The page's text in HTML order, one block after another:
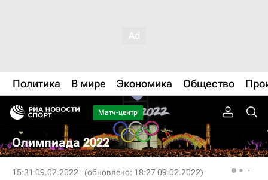
Политика В мире Экономика Общество
Матч-центр
Олимпиада 2022
15:31 09.02.2022 (обновлено: 18:27 09.02.2022)